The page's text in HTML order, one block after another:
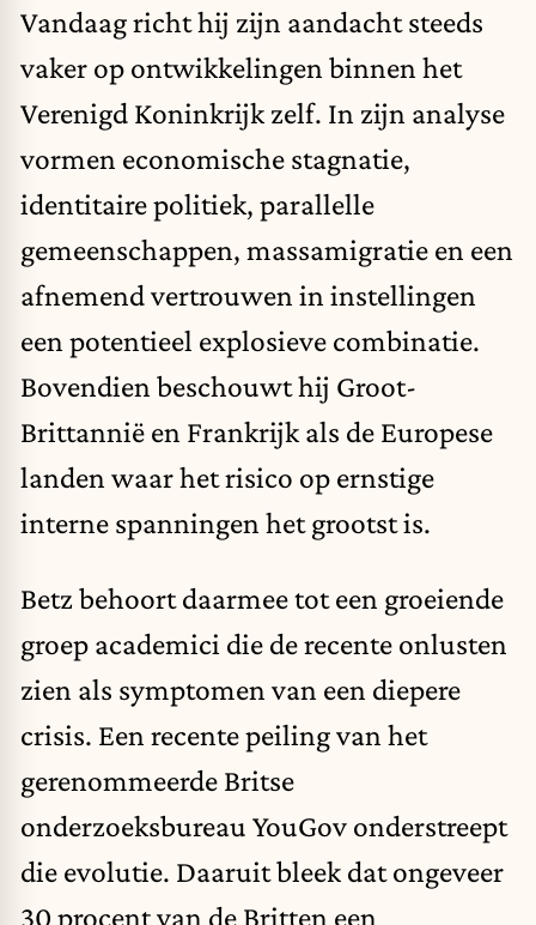
Vandaag richt hij zijn aandacht steeds
vaker op ontwikkelingen binnen het
Verenigd Koninkrijk zelf. In zijn analyse
vormen economische stagnatie,
identitaire politiek, parallelle
gemeenschappen, massamigratie en een
afnemend vertrouwen in instellingen
een potentieel explosieve combinatie.
Bovendien beschouwt hij Groot-
Brittannië en Frankrijk als de Europese
landen waar het risico op ernstige
interne spanningen het grootst is.
Betz behoort daarmee tot een groeiende
groep academici die de recente onlusten
zien als symptomen van een diepere
crisis. Een recente peiling van het
gerenommeerde Britse
onderzoeksbureau YouGov onderstreept
die evolutie. Daaruit bleek dat ongeveer
30 procent van de Britten een